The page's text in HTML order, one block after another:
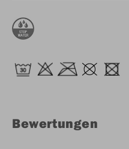
Bewertungen